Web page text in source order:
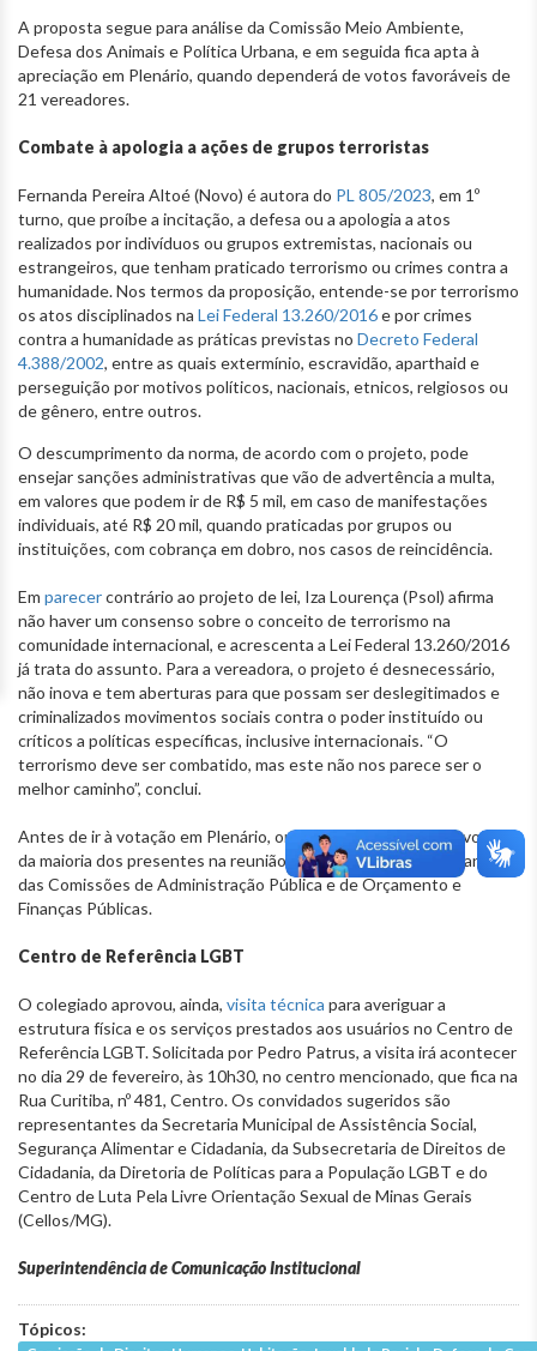
A proposta segue para análise da Comissão Meio Ambiente,
Defesa dos Animais e Política Urbana, e em seguida fica apta à
apreciação em Plenário, quando dependerá de votos favoráveis de
21 vereadores.
Combate à apologia a ações de grupos terroristas
Fernanda Pereira Altoé (Novo) é autora do PL 805/2023, em 1º
turno, que proíbe a incitação, a defesa ou a apologia a atos
realizados por indivíduos ou grupos extremistas, nacionais ou
estrangeiros, que tenham praticado terrorismo ou crimes contra a
humanidade. Nos termos da proposição, entende-se por terrorismo
os atos disciplinados na Lei Federal 13.260/2016e por crimes
contra a humanidade as práticas previstas no Decreto Federal
4.388/2002, entre as quais extermínio, escravidão, aparthaid e
perseguição por motivos políticos, nacionais, etnicos, relgiosos ou
de gênero, entre outros.
O descumprimento da norma, de acordo com o projeto, pode
ensejar sanções administrativas que vão de advertência a multa,
em valores que podem ir de R$ 5 mil, em caso de manifestações
individuais, até R$ 20 mil, quando praticadas por grupos ou
instituições, com cobrança em dobro, nos casos de reincidência.
Em parecercontrário ao projeto de lei, Iza Lourença (Psol) afirma
não haver um consenso sobre o conceito de terrorismo na
comunidade internacional, e acrescenta a Lei Federal 13.260/2016
já trata do assunto. Para a vereadora, o projeto é desnecessário,
não inova e tem aberturas para que possam ser deslegitimados e
criminalizados movimentos sociais contra o poder instituído ou
críticos a políticas específicas, inclusive internacionais. “O
terrorismo deve ser combatido, mas este não nos parece ser o
melhor caminho”, conclui.
Antes de ir à votação em Plenário, onde depende do voto favorável
da maioria dos presentes na reunião, a proposta segue para análise
das Comissões de Administração Pública e de Orçamento e
Finanças Públicas.
Centro de Referência LGBT
O colegiado aprovou, ainda, visita técnica para averiguar a
estrutura física e os serviços prestados aos usuários no Centro de
Referência LGBT. Solicitada por Pedro Patrus, a visita irá acontecer
no dia 29 de fevereiro, às 10h30, no centro mencionado, que fica na
Rua Curitiba, nº 481, Centro. Os convidados sugeridos são
representantes da Secretaria Municipal de Assistência Social,
Segurança Alimentar e Cidadania, da Subsecretaria de Direitos de
Cidadania, da Diretoria de Políticas para a População LGBT e do
Centro de Luta Pela Livre Orientação Sexual de Minas Gerais
(Cellos/MG).
Superintendência de Comunicação Institucional
Tópicos: